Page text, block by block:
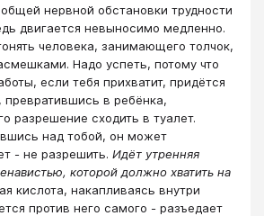
нервной обстановки трудности
двигается невыносимо медленно.
человека, занимающего толчок,
Надо успеть, потому что
если тебя прихватит, придётся
превратившись в ребёнка,
разрешение сходить в туалет.
над тобой, он может
- не разрешить. Идёт утренняя
которой должно хватить на
кислота, накапливаясь внутри
против него самого - разъедает